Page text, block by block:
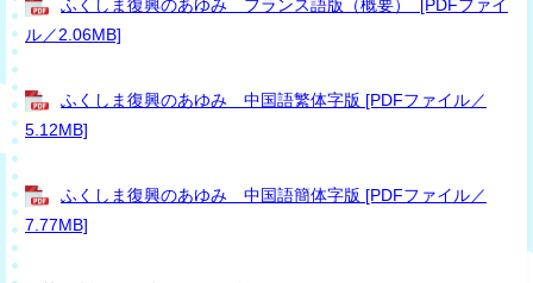
ふくしま復興のあゆみ フランス語版（概要） [PDFファイ
ル／2.06MB]
ふくしま復興のあゆみ 中国語繁体字版 [PDFファイル／
5.12MB]
ふくしま復興のあゆみ 中国語簡体字版 [PDFファイル／
7.77MB]